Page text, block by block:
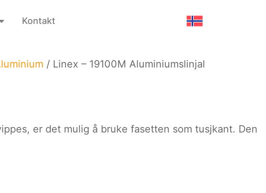
Kontakt
/ Linex – 19100M Aluminiumslinjal
er det mulig å bruke fasetten som tusjkant. Den